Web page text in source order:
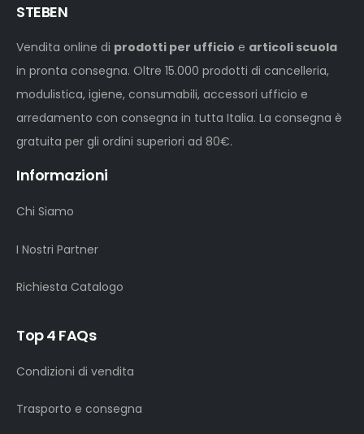
STEBEN
Vendita online di prodotti per ufficio e articoli scuola
in pronta consegna. Oltre 15.000 prodotti di cancelleria,
modulistica, igiene, consumabili, accessori ufficio e
arredamento con consegna in tutta Italia. La consegna è
gratuita per gli ordini superiori ad 80€.
Informazioni
Chi Siamo
I Nostri Partner
Richiesta Catalogo
Top 4 FAQs
Condizioni di vendita
Trasporto e consegna